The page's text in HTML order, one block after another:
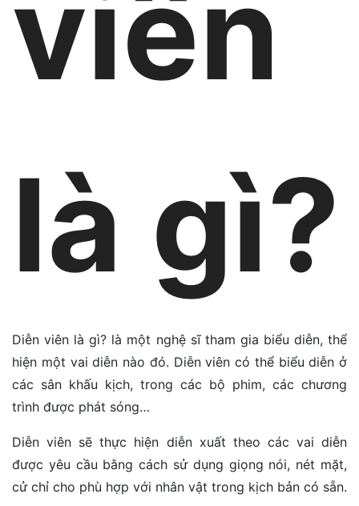
viên
là gì?
Diễn viên là gì? là một nghệ sĩ tham gia biểu diễn, thể
hiện một vai diễn nào đó. Diễn viên có thể biểu diễn ở
các sân khấu kịch, trong các bộ phim, các chương
trình được phát sóng…
Diễn viên sẽ thực hiện diễn xuất theo các vai diễn
được yêu cầu bằng cách sử dụng giọng nói, nét mặt,
cử chỉ cho phù hợp với nhân vật trong kịch bản có sẵn.